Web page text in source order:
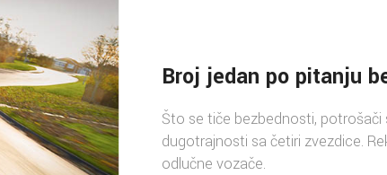
Broj jedan po pitanju
Što se tiče bezbednosti,
dugotrajnosti sa četiri zvezdice.
odlučne vozače.